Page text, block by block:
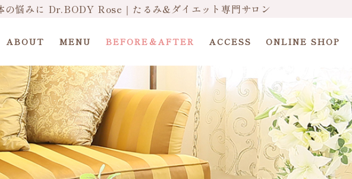
の悩みに Dr.BODY Rose｜たるみ&ダイエット専門サロン
ABOUT MENU BEFORE＆AFTER ACCESS ONLINE SHOP